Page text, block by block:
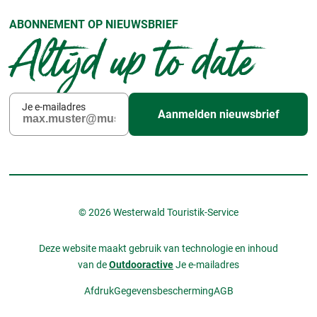
ABONNEMENT OP NIEUWSBRIEF
Altijd up to date
Je e-mailadres
Aanmelden nieuwsbrief
© 2026 Westerwald Touristik-Service
Deze website maakt gebruik van technologie en inhoud
van deOutdooractiveJe e-mailadres
AfdrukGegevensbeschermingAGB